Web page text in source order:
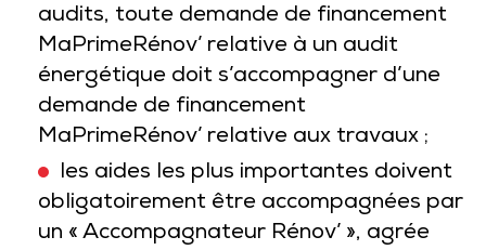
audits, toute demande de financement
MaPrimeRénov’ relative à un audit
énergétique doit s’accompagner d’une
demande de financement
MaPrimeRénov’ relative aux travaux ;
les aides les plus importantes doivent
obligatoirement être accompagnées par
un « Accompagnateur Rénov’ », agrée